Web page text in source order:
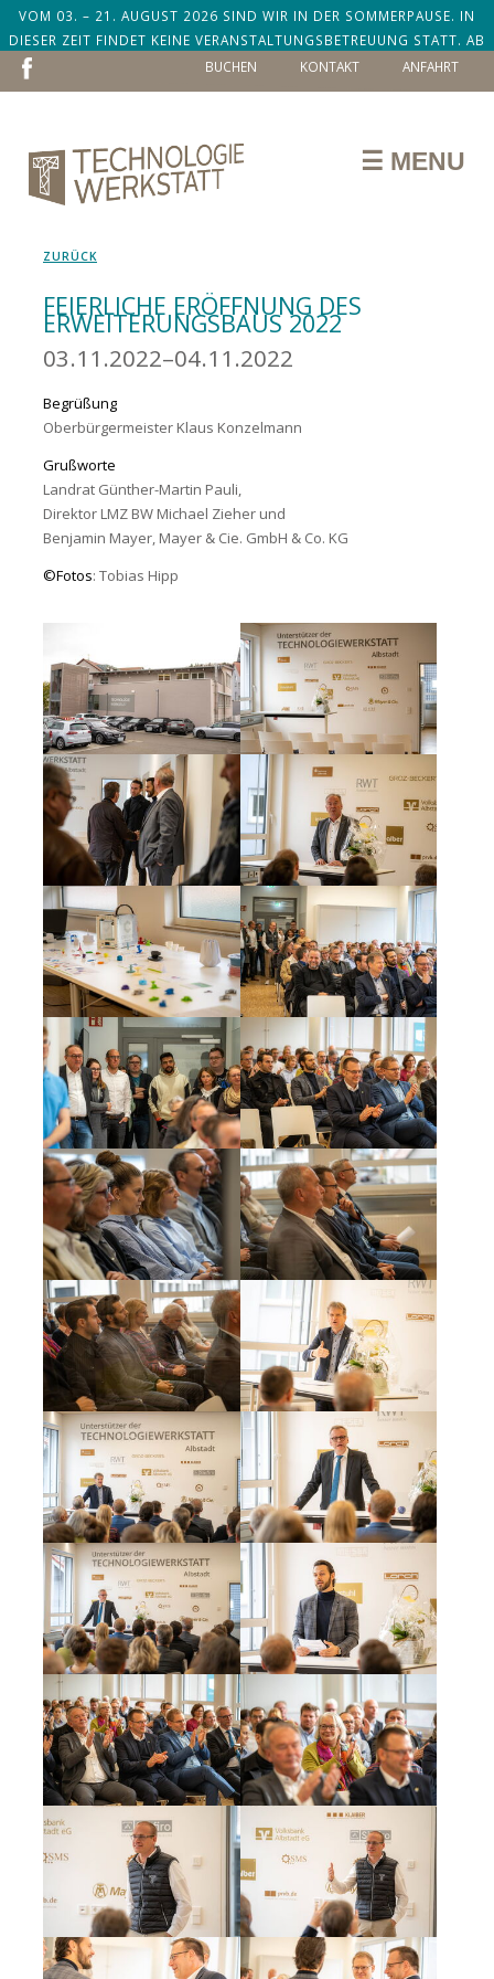
VOM 03. – 21. AUGUST 2026 SIND WIR IN DER SOMMERPAUSE. IN
DIESER ZEIT FINDET KEINE VERANSTALTUNGSBETREUUNG STATT. AB
DEM 24. AUGUST SIND WIR ZURÜCK!
NAVIGATION
ÜBERSPRINGEN
ANFAHRT
KONTAKT
BUCHEN
☰ MENU
FEIERLICHE ERÖFFNUNG DES
ERWEITERUNGSBAUS 2022
03.11.2022–04.11.2022
Begrüßung
Oberbürgermeister Klaus Konzelmann
Grußworte
Landrat Günther-Martin Pauli,
Direktor LMZ BW Michael Zieher und
Benjamin Mayer, Mayer & Cie. GmbH & Co. KG
©Fotos: Tobias Hipp
ZURÜCK